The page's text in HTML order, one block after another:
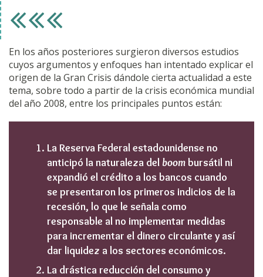
En los años posteriores surgieron diversos estudios
cuyos argumentos y enfoques han intentado explicar el
origen de la Gran Crisis dándole cierta actualidad a este
tema, sobre todo a partir de la crisis económica mundial
del año 2008, entre los principales puntos están:
La Reserva Federal estadounidense no
anticipó la naturaleza delboom bursátil ni
expandió el crédito a los bancos cuando
se presentaron los primeros indicios de la
recesión, lo que le señala como
responsable al no implementar medidas
para incrementar el dinero circulante y así
dar liquidez a los sectores económicos.
La drástica reducción del consumo y